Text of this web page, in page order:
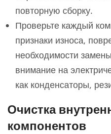
повторную сборку.
Проверьте каждый
признаки износа,
необходимости
внимание на
как конденсаторы,
Очистка
компонентов